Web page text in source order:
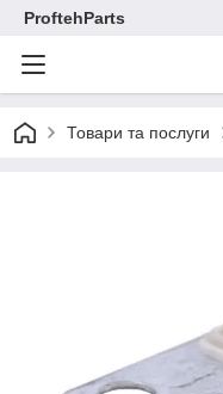
ProftehParts
Товари та послуги